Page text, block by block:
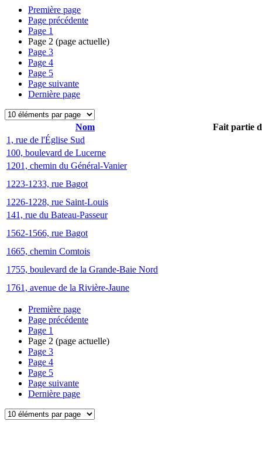
Première page
Page précédente
Page 1
Page 2 (page actuelle)
Page 3
Page 4
Page 5
Page suivante
Dernière page
Nom
Fait partie
1, rue de l'Église Sud
100, boulevard de Lucerne
1201, chemin du Général-Vanier
1223-1233, rue Bagot
1226-1228, rue Saint-Louis
141, rue du Bateau-Passeur
1562-1566, rue Bagot
1665, chemin Comtois
1755, boulevard de la Grande-Baie Nord
1761, avenue de la Rivière-Jaune
Première page
Page précédente
Page 1
Page 2 (page actuelle)
Page 3
Page 4
Page 5
Page suivante
Dernière page